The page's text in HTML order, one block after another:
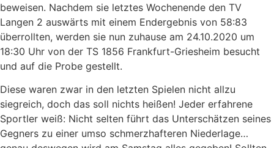
beweisen. Nachdem sie letztes Wochenende den TV
Langen 2 auswärts mit einem Endergebnis von 58:83
überrollten, werden sie nun zuhause am 24.10.2020 um
18:30 Uhr von der TS 1856 Frankfurt-Griesheim besucht
und auf die Probe gestellt.
Diese waren zwar in den letzten Spielen nicht allzu
siegreich, doch das soll nichts heißen! Jeder erfahrene
Sportler weiß: Nicht selten führt das Unterschätzen seines
Gegners zu einer umso schmerzhafteren Niederlage…